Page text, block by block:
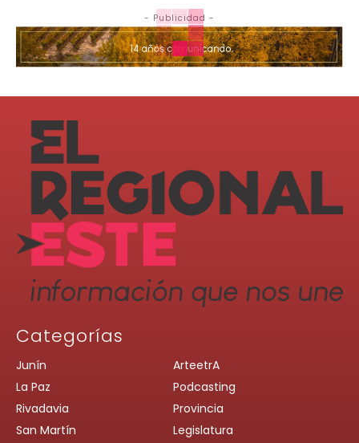
- Publicidad -
Categorías
Junín
La Paz
Rivadavia
San Martín
ArteetrA
Podcasting
Provincia
Legislatura